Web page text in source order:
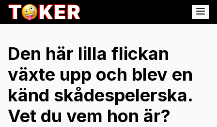
Den här lilla flickan
växte upp och blev en
känd skådespelerska.
Vet du vem hon är?